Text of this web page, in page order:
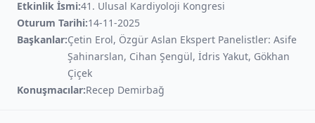
Etkinlik İsmi:41. Ulusal Kardiyoloji Kongresi
Oturum Tarihi:14-11-2025
Başkanlar:Çetin Erol, Özgür Aslan Ekspert Panelistler: Asife
Şahinarslan, Cihan Şengül, İdris Yakut, Gökhan
Çiçek
Konuşmacılar:Recep Demirbağ